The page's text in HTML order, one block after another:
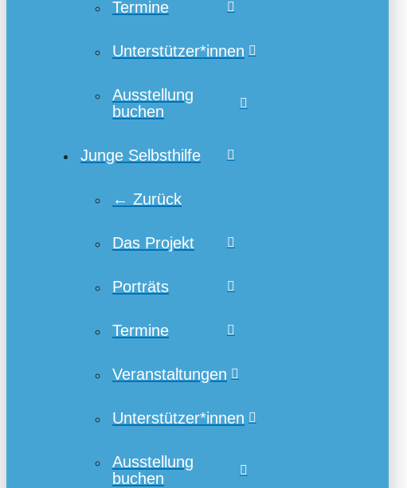
Termine
Unterstützer*innen
Ausstellung
buchen
Junge Selbsthilfe
← Zurück
Das Projekt
Porträts
Termine
Veranstaltungen
Unterstützer*innen
Ausstellung
buchen